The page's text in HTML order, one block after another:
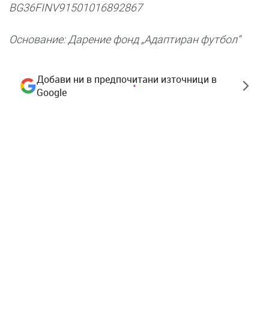
BG36FINV91501016892867
Основание: Дарение фонд „Адаптиран футбол“
Добави ни в предпочитани източници в
Google